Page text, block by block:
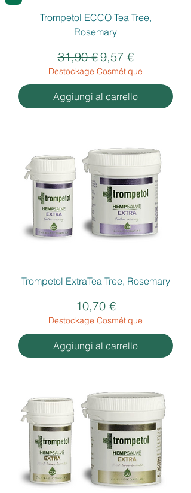
Trompetol ECCO Tea Tree,
Rosemary
Prezzo regolare
31,90 €Prezzo scontato
9,57 €
Destockage Cosmétique
Aggiungi al carrello
Trompetol ExtraTea Tree, Rosemary
Prezzo
10,70 €
Destockage Cosmétique
Aggiungi al carrello